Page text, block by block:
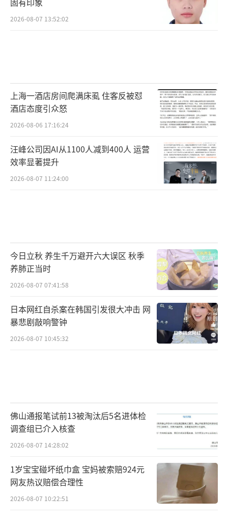
2026-08-07 13:52:02
上海一酒店房间爬满床虱 住客反被怼
酒店态度引众怒
2026-08-06 17:16:24
汪峰公司因AI从1100人减到400人 运营
效率显著提升
2026-08-07 11:24:00
今日立秋 养生千万避开六大误区 秋季
养肺正当时
2026-08-07 07:41:58
日本网红自杀案在韩国引发很大冲击 网
暴悲剧敲响警钟
2026-08-07 10:45:32
佛山通报笔试前13被淘汰后5名进体检
调查组已介入核查
2026-08-07 14:28:02
1岁宝宝碰坏纸巾盒 宝妈被索赔924元
网友热议赔偿合理性
2026-08-07 10:22:51